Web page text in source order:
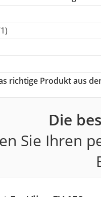
richtige Produkt aus
Die
Sie Ihren